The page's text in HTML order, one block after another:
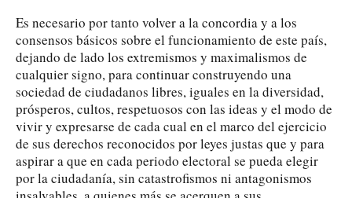
Es necesario por tanto volver a la concordia y a los
consensos básicos sobre el funcionamiento de este país,
dejando de lado los extremismos y maximalismos de
cualquier signo, para continuar construyendo una
sociedad de ciudadanos libres, iguales en la diversidad,
prósperos, cultos, respetuosos con las ideas y el modo de
vivir y expresarse de cada cual en el marco del ejercicio
de sus derechos reconocidos por leyes justas que y para
aspirar a que en cada periodo electoral se pueda elegir
por la ciudadanía, sin catastrofismos ni antagonismos